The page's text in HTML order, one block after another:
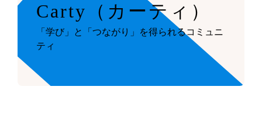
Carty（カーティ）
「学び」と「つながり」を得られるコミュニ
ティ